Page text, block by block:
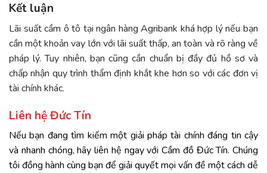
Kết luận
Lãi suất cầm ô tô tại ngân hàng Agribank khá hợp lý nếu bạn
cần một khoản vay lớn với lãi suất thấp, an toàn và rõ ràng về
pháp lý. Tuy nhiên, bạn cũng cần chuẩn bị đầy đủ hồ sơ và
chấp nhận quy trình thẩm định khắt khe hơn so với các đơn vị
tài chính khác.
Liên hệ Đức Tín
Nếu bạn đang tìm kiếm một giải pháp tài chính đáng tin cậy
và nhanh chóng, hãy liên hệ ngay với Cầm đồ Đức Tín. Chúng
tôi đồng hành cùng bạn để giải quyết mọi vấn đề một cách dễ